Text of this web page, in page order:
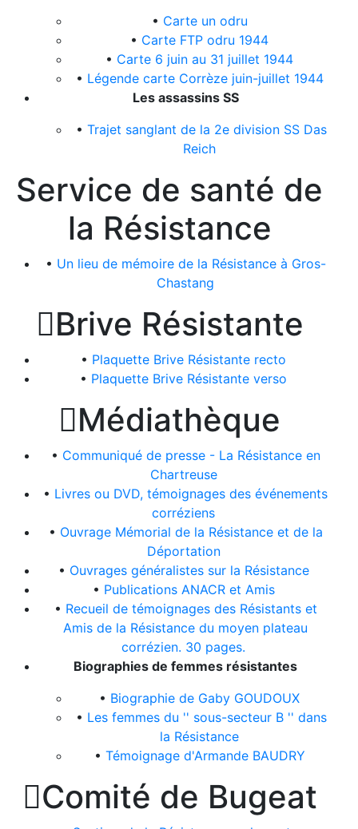
• Carte un odru
• Carte FTP odru 1944
• Carte 6 juin au 31 juillet 1944
• Légende carte Corrèze juin-juillet 1944
Les assassins SS
• Trajet sanglant de la 2e division SS Das
Reich
Service de santé de
la Résistance
• Un lieu de mémoire de la Résistance à Gros-
Chastang
Brive Résistante
• Plaquette Brive Résistante recto
• Plaquette Brive Résistante verso
Médiathèque
• Communiqué de presse - La Résistance en
Chartreuse
• Livres ou DVD, témoignages des événements
corréziens
• Ouvrage Mémorial de la Résistance et de la
Déportation
• Ouvrages généralistes sur la Résistance
• Publications ANACR et Amis
• Recueil de témoignages des Résistants et
Amis de la Résistance du moyen plateau
corrézien. 30 pages.
Biographies de femmes résistantes
• Biographie de Gaby GOUDOUX
• Les femmes du '' sous-secteur B '' dans
la Résistance
• Témoignage d'Armande BAUDRY
Comité de Bugeat